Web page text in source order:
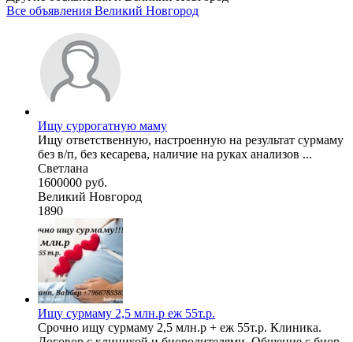
Все объявления Великий Новгород
Ищу суррогатную маму
Ищу ответственную, настроенную на результат сурмаму
без в/п, без кесарева, наличие на руках анализов ...
Светлана
1600000 руб.
Великий Новгород
1890
Ищу сурмаму 2,5 млн.р еж 55т.р.
Срочно ищу сурмаму 2,5 млн.р + еж 55т.р. Клиника.